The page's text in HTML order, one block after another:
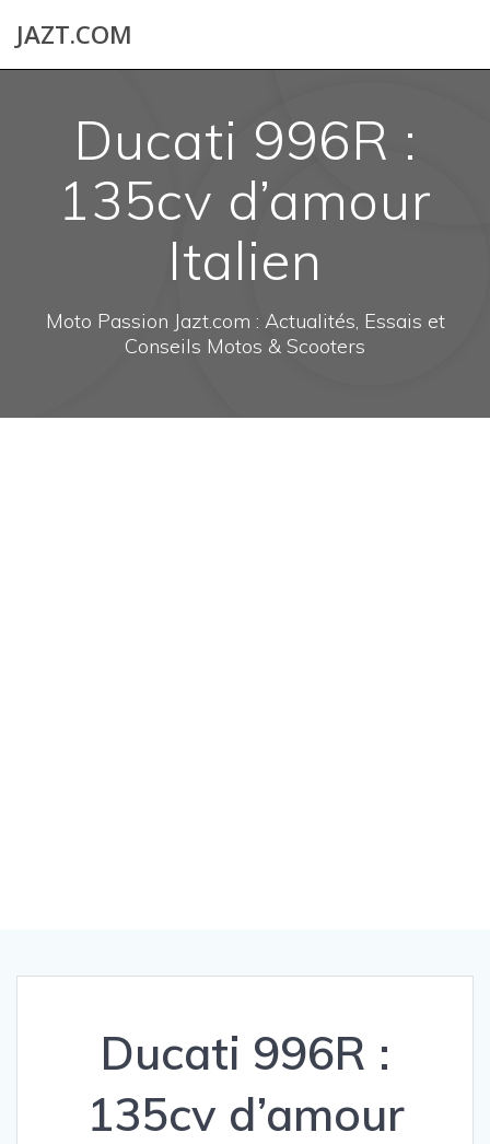
JAZT.COM
Ducati 996R :
135cv d’amour
Italien
Moto Passion Jazt.com : Actualités, Essais et
Conseils Motos & Scooters
Ducati 996R :
135cv d’amour